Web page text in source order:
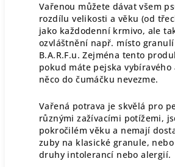
Vařenou můžete dávat všem
rozdílu velikosti a věku (od
jako každodenní krmivo, ale
ozvláštnění např. místo
B.A.R.F.u. Zejména tento
pokud máte pejska vybíravého
něco do čumáčku nevezme.
Vařená potrava je skvělá pro
různými zažívacími potížemi,
pokročilém věku a nemají
zuby na klasické granule,
druhy intolerancí nebo alergií.